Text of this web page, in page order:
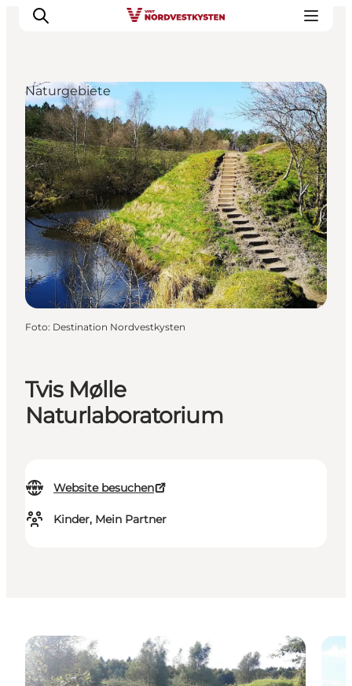
Urlaubsorte
Inspiration
Events
Unterkunft
Mach deine Urlaubsplanung
Tvis Mølle
Naturlaboratorium
Website besuchen
Kinder, Mein Partner
Naturgebiete
Foto: Destination Nordvestkysten